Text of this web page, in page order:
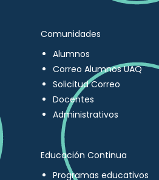
Comunidades
Alumnos
Correo Alumnos UAQ
Solicitud Correo
Docentes
Administrativos
Educación Continua
Programas educativos